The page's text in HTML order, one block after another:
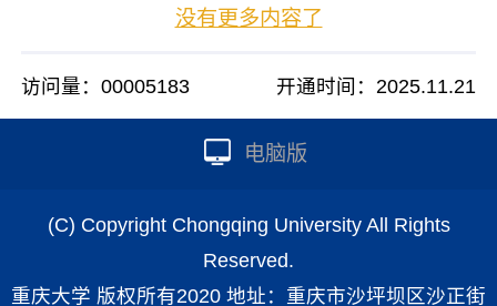
没有更多内容了
访问量：00005183 开通时间： 2025.11.21
电脑版
(C) Copyright Chongqing University All Rights
Reserved.
重庆大学 版权所有2020 地址：重庆市沙坪坝区沙正街